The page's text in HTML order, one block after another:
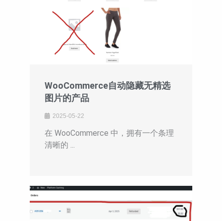
WooCommerce自动隐藏无精选
图片的产品
2025-05-22
在 WooCommerce 中，拥有一个条理
清晰的 ...